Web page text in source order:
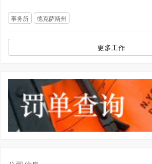
事务所 德克萨斯州
更多工作